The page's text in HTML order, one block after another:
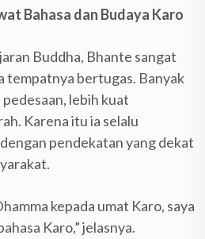
Bahasa dan Budaya Karo
Buddha, Bhante sangat
tempatnya bertugas. Banyak
lebih kuat
Karena itu ia selalu
pendekatan yang dekat
kepada umat Karo, saya
Karo,” jelasnya.